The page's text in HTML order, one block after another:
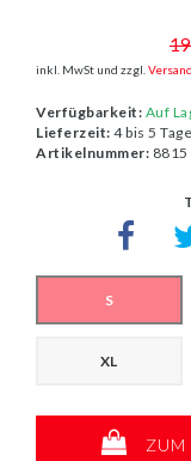
inkl. MwSt und zzgl.
Verfügbarkeit: Auf
Lieferzeit: 4 bis 5
Artikelnummer: 8815
S
XL
ZUM